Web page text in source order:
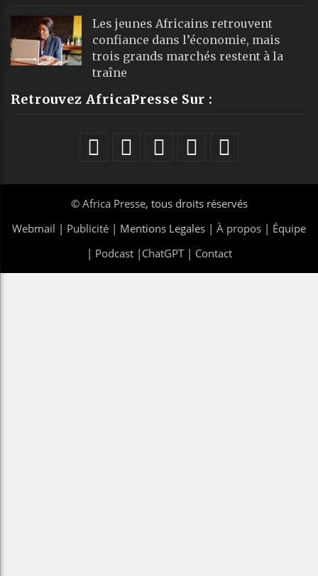
Les jeunes Africains retrouvent
confiance dans l’économie, mais
trois grands marchés restent à la
traîne
Retrouvez AfricaPresse Sur :
© Africa Presse, tous droits réservés
Webmail | Publicité | Mentions Legales | À propos | Équipe
| Podcast| ChatGPT| Contact